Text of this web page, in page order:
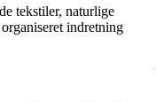
tekstiler, naturlige
indretning